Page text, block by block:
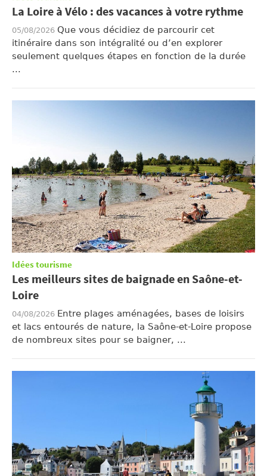
La Loire à Vélo : des vacances à votre rythme
05/08/2026 Que vous décidiez de parcourir cet
itinéraire dans son intégralité ou d’en explorer
seulement quelques étapes en fonction de la durée
...
Idées tourisme
Les meilleurs sites de baignade en Saône-et-
Loire
04/08/2026 Entre plages aménagées, bases de loisirs
et lacs entourés de nature, la Saône-et-Loire propose
de nombreux sites pour se baigner, ...